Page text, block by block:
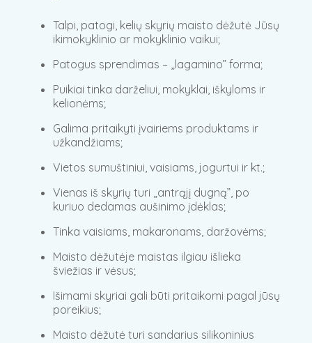
Talpi, patogi, kelių skyrių maisto dėžutė Jūsų
ikimokyklinio ar mokyklinio vaikui;
Patogus sprendimas – „lagamino” forma;
Puikiai tinka darželiui, mokyklai, iškyloms ir
kelionėms;
Galima pritaikyti įvairiems produktams ir
užkandžiams;
Vietos sumuštiniui, vaisiams, jogurtui ir kt.;
Vienas iš skyrių turi „antrąjį dugną”, po
kuriuo dedamas aušinimo įdėklas;
Tinka vaisiams, makaronams, daržovėms;
Maisto dėžutėje maistas ilgiau išlieka
šviežias ir vėsus;
Išimami skyriai gali būti pritaikomi pagal jūsų
poreikius;
Maisto dėžutė turi sandarius silikoninius